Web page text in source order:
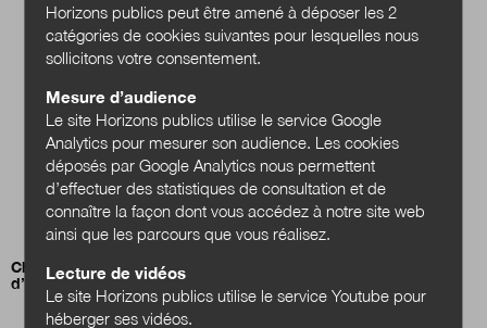
Christian Bason : du pilotage des missions au leadership
d’écosystèmes
Horizons publics peut être amené à déposer les 2
catégories de cookies suivantes pour lesquelles nous
sollicitons votre consentement.
Mesure d’audience
Le site Horizons publics utilise le service Google
Analytics pour mesurer son audience. Les cookies
déposés par Google Analytics nous permettent
d’effectuer des statistiques de consultation et de
connaître la façon dont vous accédez à notre site web
ainsi que les parcours que vous réalisez.
Lecture de vidéos
Le site Horizons publics utilise le service Youtube pour
héberger ses vidéos.